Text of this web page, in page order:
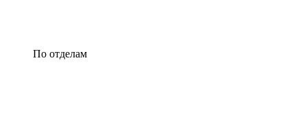
По отделам